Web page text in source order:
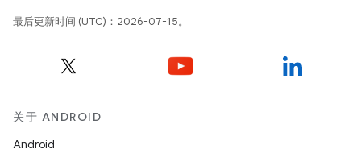
最后更新时间 (UTC)：2026-07-15。
关于 ANDROID
Android